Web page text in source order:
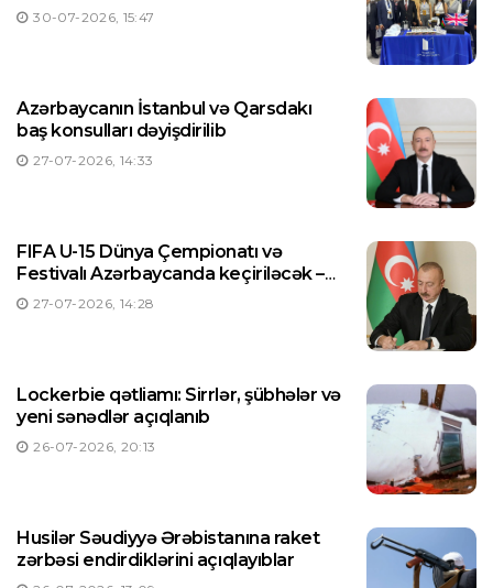
30-07-2026, 15:47
Azərbaycanın İstanbul və Qarsdakı
baş konsulları dəyişdirilib
27-07-2026, 14:33
FIFA U-15 Dünya Çempionatı və
Festivalı Azərbaycanda keçiriləcək –
Prezident Sərəncam imzaladı
27-07-2026, 14:28
Lockerbie qətliamı: Sirrlər, şübhələr və
yeni sənədlər açıqlanıb
26-07-2026, 20:13
Husilər Səudiyyə Ərəbistanına raket
zərbəsi endirdiklərini açıqlayıblar